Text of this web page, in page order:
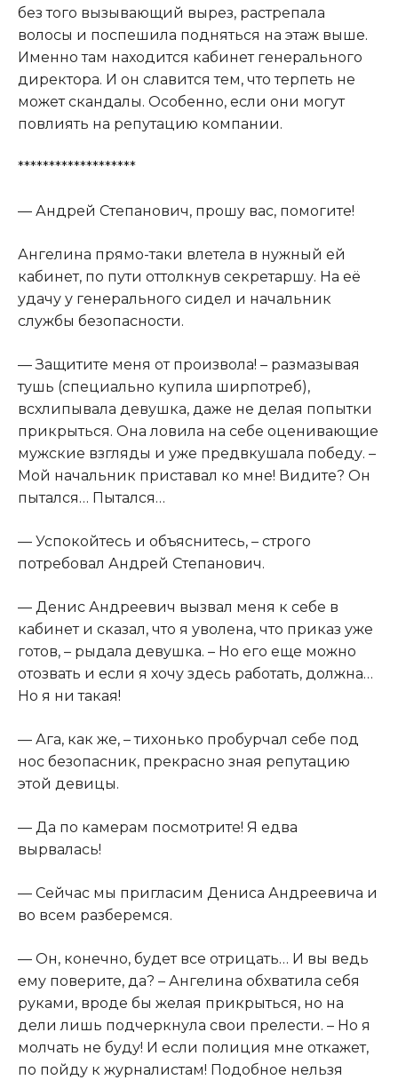
без того вызывающий вырез, растрепала
волосы и поспешила подняться на этаж выше.
Именно там находится кабинет генерального
директора. И он славится тем, что терпеть не
может скандалы. Особенно, если они могут
повлиять на репутацию компании.
*******************
— Андрей Степанович, прошу вас, помогите!
Ангелина прямо-таки влетела в нужный ей
кабинет, по пути оттолкнув секретаршу. На её
удачу у генерального сидел и начальник
службы безопасности.
— Защитите меня от произвола! – размазывая
тушь (специально купила ширпотреб),
всхлипывала девушка, даже не делая попытки
прикрыться. Она ловила на себе оценивающие
мужские взгляды и уже предвкушала победу. –
Мой начальник приставал ко мне! Видите? Он
пытался… Пытался…
— Успокойтесь и объяснитесь, – строго
потребовал Андрей Степанович.
— Денис Андреевич вызвал меня к себе в
кабинет и сказал, что я уволена, что приказ уже
готов, – рыдала девушка. – Но его еще можно
отозвать и если я хочу здесь работать, должна…
Но я ни такая!
— Ага, как же, – тихонько пробурчал себе под
нос безопасник, прекрасно зная репутацию
этой девицы.
— Да по камерам посмотрите! Я едва
вырвалась!
— Сейчас мы пригласим Дениса Андреевича и
во всем разберемся.
— Он, конечно, будет все отрицать… И вы ведь
ему поверите, да? – Ангелина обхватила себя
руками, вроде бы желая прикрыться, но на
дели лишь подчеркнула свои прелести. – Но я
молчать не буду! И если полиция мне откажет,
по пойду к журналистам! Подобное нельзя